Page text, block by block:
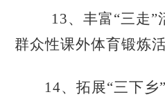
13、丰富“三走
群众性课外体育锻炼
14、拓展“三下